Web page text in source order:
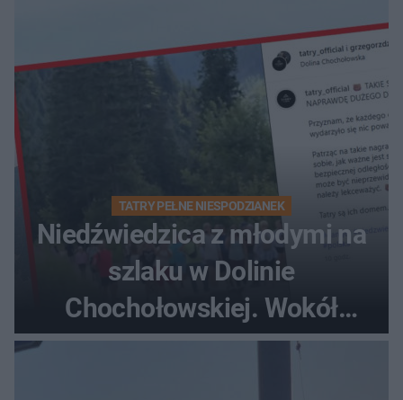
TATRY PEŁNE NIESPODZIANEK
Niedźwiedzica z młodymi na
szlaku w Dolinie
Chochołowskiej. Wokół
turyści!